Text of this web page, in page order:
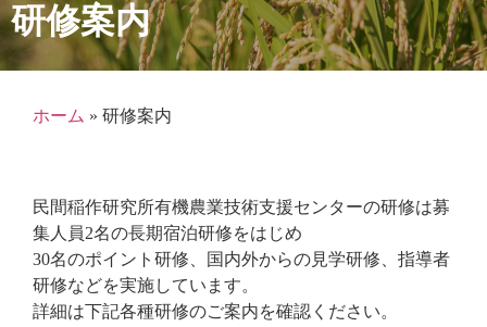
研修案内
ホーム » 研修案内
民間稲作研究所有機農業技術支援センターの研修は募
集人員2名の長期宿泊研修をはじめ
30名のポイント研修、国内外からの見学研修、指導者
研修などを実施しています。
詳細は下記各種研修のご案内を確認ください。